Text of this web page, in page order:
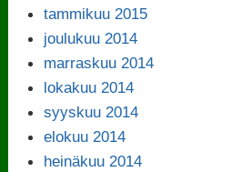
tammikuu 2015
joulukuu 2014
marraskuu 2014
lokakuu 2014
syyskuu 2014
elokuu 2014
heinäkuu 2014